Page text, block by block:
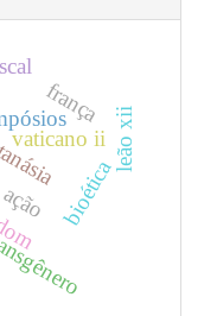
ação bioética
vaticano ii leão xii
frança